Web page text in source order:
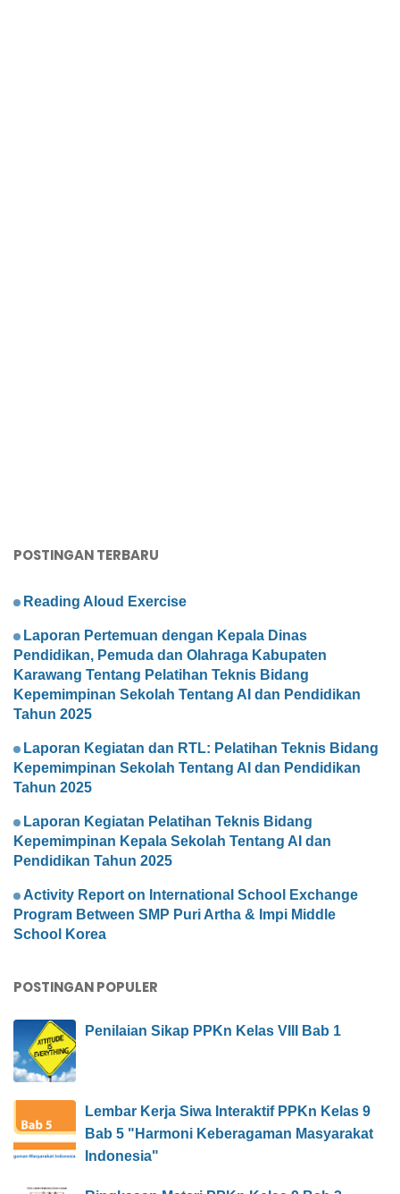
POSTINGAN TERBARU
Reading Aloud Exercise
Laporan Pertemuan dengan Kepala Dinas
Pendidikan, Pemuda dan Olahraga Kabupaten
Karawang Tentang Pelatihan Teknis Bidang
Kepemimpinan Sekolah Tentang AI dan Pendidikan
Tahun 2025
Laporan Kegiatan dan RTL: Pelatihan Teknis Bidang
Kepemimpinan Sekolah Tentang AI dan Pendidikan
Tahun 2025
Laporan Kegiatan Pelatihan Teknis Bidang
Kepemimpinan Kepala Sekolah Tentang AI dan
Pendidikan Tahun 2025
Activity Report on International School Exchange
Program Between SMP Puri Artha & Impi Middle
School Korea
POSTINGAN POPULER
Penilaian Sikap PPKn Kelas VIII Bab 1
Lembar Kerja Siwa Interaktif PPKn Kelas 9
Bab 5 "Harmoni Keberagaman Masyarakat
Indonesia"